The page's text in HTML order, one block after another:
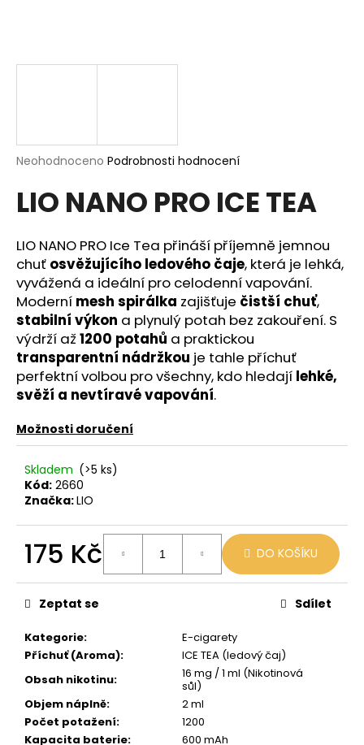
Průměrné
produktu
je
z
5
hvězdiček.
Neohodnoceno Podrobnosti hodnocení
LIO NANO PRO ICE TEA
LIO NANO PRO Ice Tea přináší příjemně jemnou
chuť osvěžujícího ledového čaje, která je lehká,
vyvážená a ideální pro celodenní vapování.
Moderní mesh spirálka zajišťuje čistší chuť,
stabilní výkon a plynulý potah bez zakouření. S
výdrží až 1200 potahů a praktickou
transparentní nádržkou je tahle příchuť
perfektní volbou pro všechny, kdo hledají lehké,
svěží a nevtíravé vapování.
Možnosti doručení
Skladem (>5 ks)
Kód: 2660
Značka:LIO
175 Kč
cena:
DO KOŠÍKU
Kategorie:
E-cigarety
Příchuť (Aroma):
ICE TEA (ledový čaj)
Obsah nikotinu:
16 mg / 1 ml (Nikotinová
sůl)
Objem náplně:
2 ml
Počet potažení:
1200
Kapacita baterie:
600 mAh
Zeptat se Sdílet
í
D
o
p
o
r
u
č
u
j
e
m
JDI
ROMIO
POD
20MG
89
Původně:
Kč